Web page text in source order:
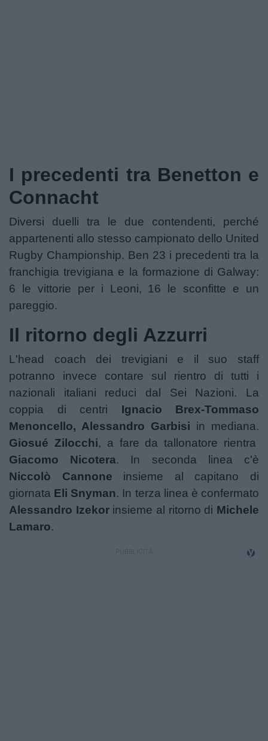
I precedenti tra Benetton e
Connacht
Diversi duelli tra le due contendenti, perché
appartenenti allo stesso campionato dello United
Rugby Championship. Ben 23 i precedenti tra la
franchigia trevigiana e la formazione di Galway:
6 le vittorie per i Leoni, 16 le sconfitte e un
pareggio.
Il ritorno degli Azzurri
L'head coach dei trevigiani e il suo staff
potranno invece contare sul rientro di tutti i
nazionali italiani reduci dal Sei Nazioni. La
coppia di centri Ignacio Brex-Tommaso
Menoncello, Alessandro Garbisi in mediana.
Giosué Zilocchi, a fare da tallonatore rientra
Giacomo Nicotera. In seconda linea c'è
Niccolò Cannone insieme al capitano di
giornata Eli Snyman. In terza linea è confermato
Alessandro Izekorinsieme al ritorno di Michele
Lamaro.